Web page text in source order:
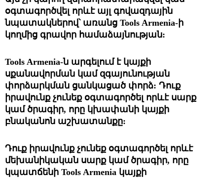
օգտագործվել որևէ այլ գովազդային
նպատակներով՝ առանց Tools Armenia-ի
կողմից գրավոր համաձայնության:
Tools Armenia-ն արգելում է կայքի
սքանավորման կամ զգայունության
փորձարկման ցանկացած փորձ: Դուք
իրավունք չունեք օգտագործել որևէ սարք
կամ ծրագիր, որը կխափանի կայքի
բնականոն աշխատանքը:
Դուք իրավունք չունեք օգտագործել որևէ
մեխանիկական սարք կամ ծրագիր, որը
կպատճենի Tools Armenia կայքի